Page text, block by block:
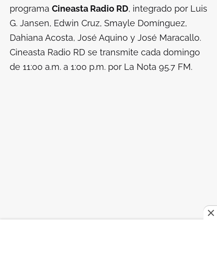
programa Cineasta Radio RD, integrado por Luis
G. Jansen, Edwin Cruz, Smayle Domínguez,
Dahiana Acosta, José Aquino y José Maracallo.
Cineasta Radio RD se transmite cada domingo
de 11:00 a.m. a 1:00 p.m. por La Nota 95.7 FM.